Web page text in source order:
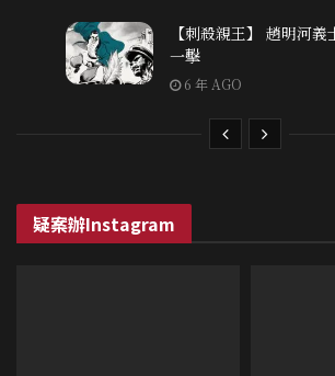
【刺殺親王】 趙明河
一擊
6 年 AGO
疑案辦Instagram